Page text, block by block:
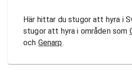
Här hittar du stugor att hyra i
stugor att hyra i områden som
och Genarp.